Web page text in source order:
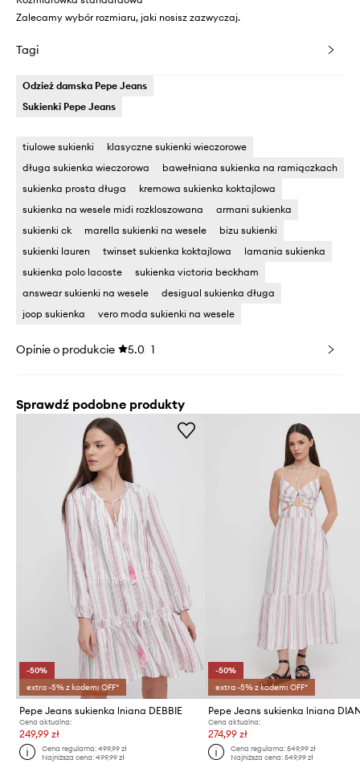
Zalecamy wybór rozmiaru, jaki nosisz zazwyczaj.
Tagi
Odzież damska Pepe Jeans
Sukienki Pepe Jeans
tiulowe sukienki
klasyczne sukienki wieczorowe
długa sukienka wieczorowa
bawełniana sukienka na ramiączkach
sukienka prosta długa
kremowa sukienka koktajlowa
sukienka na wesele midi rozkloszowana
armani sukienka
sukienki ck
marella sukienki na wesele
bizu sukienki
sukienki lauren
twinset sukienka koktajlowa
lamania sukienka
sukienka polo lacoste
sukienka victoria beckham
answear sukienki na wesele
desigual sukienka długa
joop sukienka
vero moda sukienki na wesele
Opinie o produkcie 5.0 1
Sprawdź podobne produkty
-50%
extra -5% z kodem: OFF*
Pepe Jeans sukienka lniana DEBBIE
Cena aktualna:
249,99 zł
Cena regularna:499,99 zł
Najniższa cena:499,99 zł
-50%
extra -5% z kodem: OFF*
Pepe Jeans sukienka lniana
Cena aktualna:
274,99 zł
Cena regularna: 549,99 zł
Najniższa cena: 549,99 zł